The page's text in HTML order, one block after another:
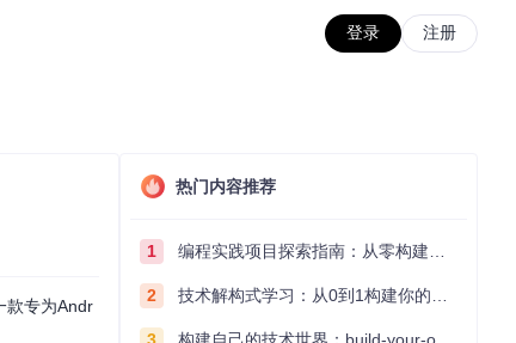
登录 注册
款专为Andr
热门内容推荐
1 编程实践项目探索指南：从零构建技术能力体系
2 技术解构式学习：从0到1构建你的编程知识体系